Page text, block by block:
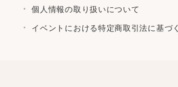
個人情報の取り扱いについて
イベントにおける特定商取引法に基づ